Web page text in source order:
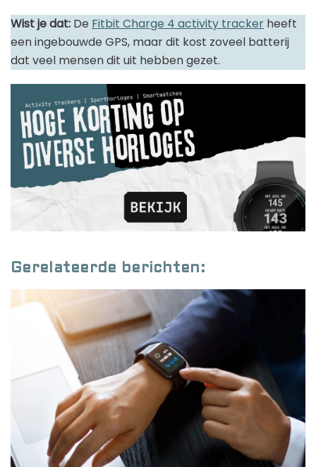
Wist je dat: De Fitbit Charge 4 activity tracker heeft
een ingebouwde GPS, maar dit kost zoveel batterij
dat veel mensen dit uit hebben gezet.
Gerelateerde berichten: